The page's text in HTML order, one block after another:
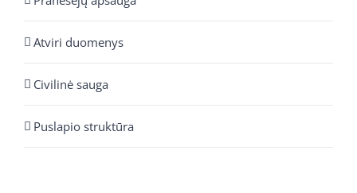
Atviri duomenys
Civilinė sauga
Puslapio struktūra